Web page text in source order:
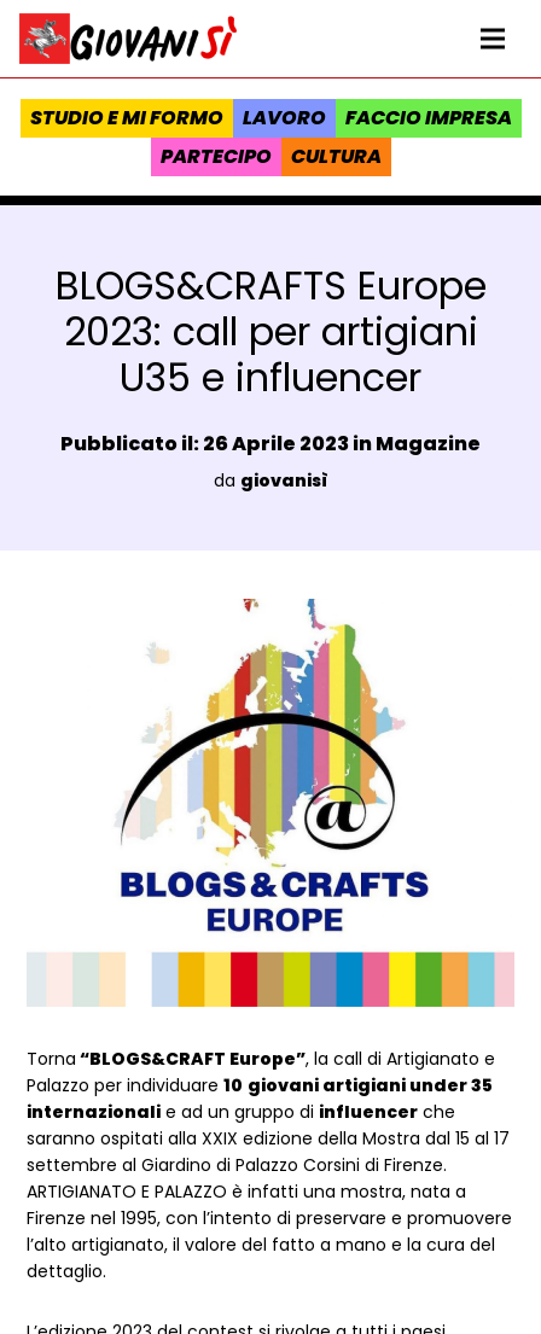
Vai al contenuto
Homepage Giovanisì - Progetto della Regione Toscana
STUDIO E MI FORMO LAVORO
FACCIO IMPRESA
PARTECIPO
CULTURA
BLOGS&CRAFTS Europe
2023: call per artigiani
U35 e influencer
Data e ora:
Pubblicato il: 26 Aprile 2023 inMagazine
Luogo:
da giovanisì
Dettagli Post Magazine
Torna “BLOGS&CRAFT Europe”, la call di Artigianato e
Palazzo per individuare10 giovani artigiani under 35
internazionali e ad un gruppo di influencer che
saranno ospitati alla XXIX edizione della Mostra dal 15 al 17
settembre al Giardino di Palazzo Corsini di Firenze.
ARTIGIANATO E PALAZZO è infatti una mostra, nata a
Firenze nel 1995, con l’intento di preservare e promuovere
l’alto artigianato, il valore del fatto a mano e la cura del
dettaglio.